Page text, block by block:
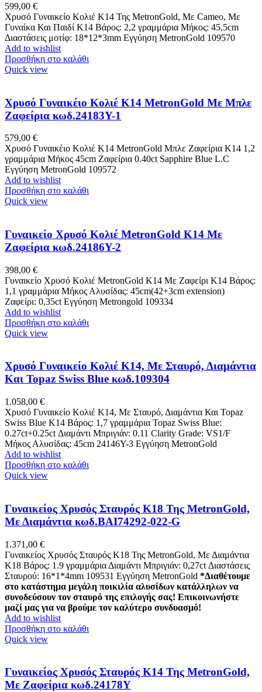
599,00 €
Χρυσό Γυναικείο Κολιέ Κ14 Της MetronGold, Με Cameo, Με
Γυναίκα Και Παιδί K14 Βάρος: 2,2 γραμμάρια Μήκος: 45,5cm
Διαστάσεις μοτίφ: 18*12*3mm Εγγύηση MetronGold 109570
Add to wishlist
Προσθήκη στο καλάθι
Quick view
Χρυσό Γυναικέιο Κολιέ Κ14 MetronGold Με Μπλε
Ζαφείρια κωδ.24183Y-1
579,00 €
Χρυσό Γυναικέιο Κολιέ Κ14 MetronGold Μπλε Ζαφείρια K14 1,2
γραμμάρια Μήκος 45cm Ζαφείρια 0.40ct Sapphire Blue L.C
Εγγύηση MetronGold 109572
Add to wishlist
Προσθήκη στο καλάθι
Quick view
Γυναικείο Χρυσό Κολιέ MetronGold Κ14 Με
Zαφείρια κωδ.24186Y-2
398,00 €
Γυναικείο Χρυσό Κολιέ MetronGold Κ14 Με Zαφείρι Κ14 Βάρος:
1,1 γραμμάρια Μήκος Αλυσίδας: 45cm(42+3cm extension)
Ζαφείρι: 0,35ct Εγγύηση Metrongold 109334
Add to wishlist
Προσθήκη στο καλάθι
Quick view
Χρυσό Γυναικείο Κολιέ Κ14, Με Σταυρό, Διαμάντια
Και Topaz Swiss Blue κωδ.109304
1.058,00 €
Χρυσό Γυναικείο Κολιέ Κ14, Με Σταυρό, Διαμάντια Και Topaz
Swiss Blue Κ14 Βάρος: 1,7 γραμμάρια Topaz Swiss Blue:
0.27ct+0.25ct Διαμάντι Μπριγιάν: 0.11 Clarity Grade: VS1/F
Μήκος Αλυσίδας: 45cm 24146Y-3 Εγγύηση MetronGold
Add to wishlist
Προσθήκη στο καλάθι
Quick view
Γυναικείος Χρυσός Σταυρός Κ18 Της MetronGold,
Με Διαμάντια κωδ.BAI74292-022-G
1.371,00 €
Γυναικείος Χρυσός Σταυρός Κ18 Της MetronGold, Με Διαμάντια
K18 Βάρος: 1.9 γραμμάρια Διαμάντι Μπριγιάν: 0,27ct Διαστάσεις
Σταυρού: 16*1*4mm 109531 Εγγύηση MetronGold *Διαθέτουμε
στο κατάστημα μεγάλη ποικιλία αλυσίδων κατάλληλων να
συνοδεύσουν τον σταυρό της επιλογής σας! Επικοινωνήστε
μαζί μας για να βρούμε τον καλύτερο συνδυασμό!
Add to wishlist
Προσθήκη στο καλάθι
Quick view
Γυναικείος Χρυσός Σταυρός Κ14 Της MetronGold,
Με Ζαφείρια κωδ.24178Y